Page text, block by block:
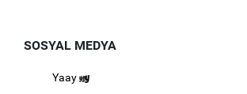
SOSYAL MEDYA
Yaay